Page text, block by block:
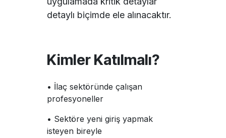
detaylı biçimde ele alınacaktır.
Kimler Katılmalı?
• İlaç sektöründe çalışan
profesyoneller
• Sektöre yeni giriş yapmak
isteyen bireyle